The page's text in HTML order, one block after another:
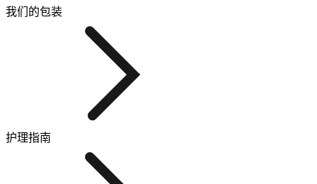
我们的包装
护理指南